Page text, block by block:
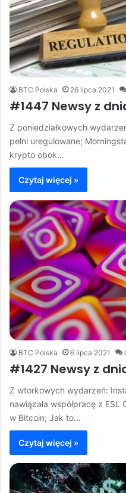
BTC Polska 26 lipca 2021
#1447 Newsy z
Z poniedziałkowych
pełni uregulowane;
krypto obok…
Czytaj więcej »
BTC Polska 6 lipca 2021
#1427 Newsy z
Z wtorkowych wydarzeń:
nawiązała współpracę z
w Bitcoin; Jak to…
Czytaj więcej »